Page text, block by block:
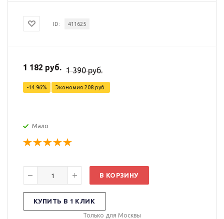
ID: 411625
1 182 руб. 1 390 руб.
-14.96% Экономия 208 руб.
Мало
В КОРЗИНУ
КУПИТЬ В 1 КЛИК
Только для Москвы